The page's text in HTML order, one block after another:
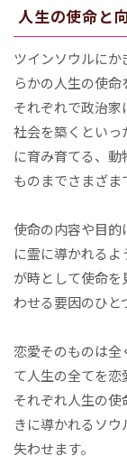
人生の使命と
ツインソウルに
らかの人生の使
それぞれで政治
社会を築くとい
に育み育てる、
ものまでさまざま
使命の内容や目的
に霊に導かれる
が時として使命
わせる要因のひと
恋愛そのものは
て人生の全てを恋
それぞれ人生の
きに導かれるソ
失わせます。